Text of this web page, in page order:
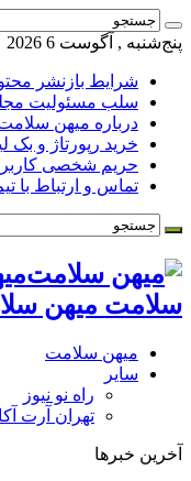
پنج‌شنبه , آگوست 6 2026
شرایط بازنشر
سلب مسئولیت
درباره میهن
خرید رپورتاژ و بک
حریم شخصی
تماس و ارتباط با
سلامت میهن
میهن سلامت
سایر
راه نو نیوز
تهران آرت
آخرین خبرها